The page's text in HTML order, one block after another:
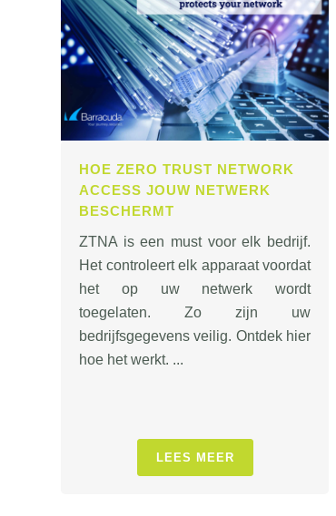
HOE ZERO TRUST NETWORK
ACCESS JOUW NETWERK
BESCHERMT
ZTNA is een must voor elk bedrijf.
Het controleert elk apparaat voordat
het op uw netwerk wordt
toegelaten. Zo zijn uw
bedrijfsgegevens veilig. Ontdek hier
hoe het werkt. ...
LEES MEER